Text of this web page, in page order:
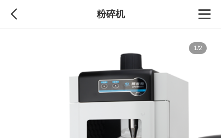
粉碎机
1/2